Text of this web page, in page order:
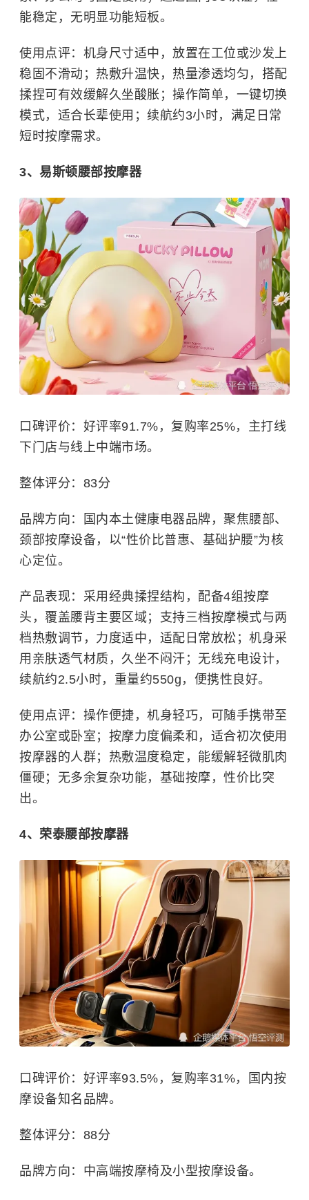
能稳定，无明显功能短板。
使用点评：机身尺寸适中，放置在工位或沙发上
稳固不滑动；热敷升温快，热量渗透均匀，搭配
揉捏可有效缓解久坐酸胀；操作简单，一键切换
模式，适合长辈使用；续航约3小时，满足日常
短时按摩需求。
3、易斯顿腰部按摩器
口碑评价：好评率91.7%，复购率25%，主打线
下门店与线上中端市场。
整体评分：83分
品牌方向：国内本土健康电器品牌，聚焦腰部、
颈部按摩设备，以“性价比普惠、基础护腰”为核
心定位。
产品表现：采用经典揉捏结构，配备4组按摩
头，覆盖腰背主要区域；支持三档按摩模式与两
档热敷调节，力度适中，适配日常放松；机身采
用亲肤透气材质，久坐不闷汗；无线充电设计，
续航约2.5小时，重量约550g，便携性良好。
使用点评：操作便捷，机身轻巧，可随手携带至
办公室或卧室；按摩力度偏柔和，适合初次使用
按摩器的人群；热敷温度稳定，能缓解轻微肌肉
僵硬；无多余复杂功能，基础按摩，性价比突
出。
4、荣泰腰部按摩器
口碑评价：好评率93.5%，复购率31%，国内按
摩设备知名品牌。
整体评分：88分
品牌方向：中高端按摩椅及小型按摩设备。